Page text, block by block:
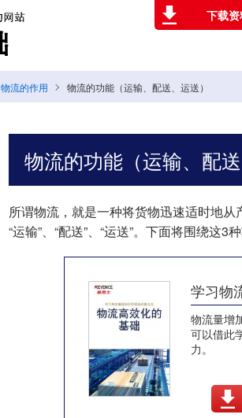
下载
物流的作用 物流的功能（运输、配送、运送）
物流的功能（运输、配送
所谓物流，就是一种将货物迅速适时地
“运输”、“配送”、“运送”。下面将围绕这3
学习物
物流量增
可以借此
力。